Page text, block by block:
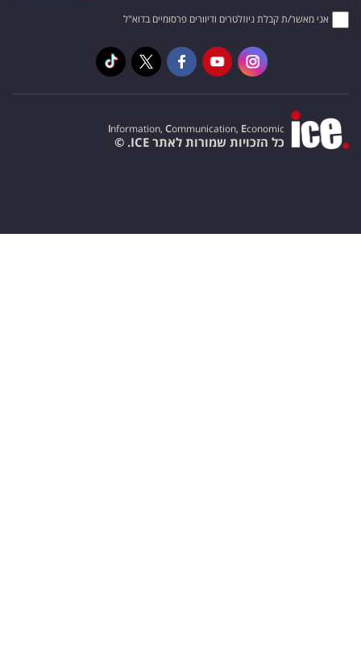
אני מאשר/ת קבלת ניוזלטרים ודיוורים פרסומיים בדוא"ל
Information, Communication, Economic
כל הזכויות שמורות לאתר ICE. ©